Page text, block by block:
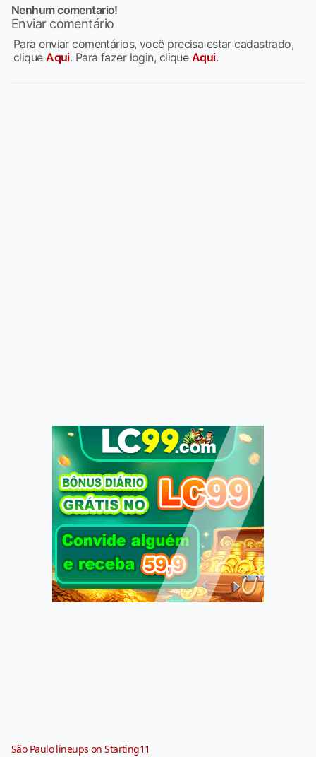
Nenhum comentario!
Enviar comentário
Para enviar comentários, você precisa estar cadastrado,
cliqueAqui. Para fazer login, clique Aqui.
São Paulo lineups on Starting11